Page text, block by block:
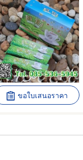
ขอใบเสนอราคา